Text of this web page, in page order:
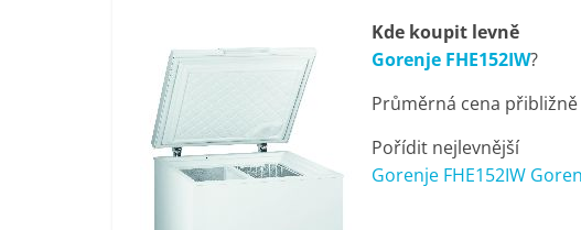
mobilní
telefony,
kávovary,
Kde koupit levně
Gorenje FHE152IW?
Průměrná cena přibližně
Pořídit nejlevnější
Gorenje FHE152IW